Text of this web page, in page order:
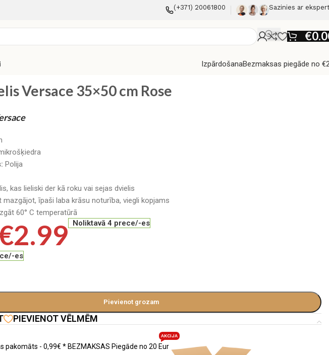
(+371) 20061800 Sazinies ar
€
IzpārdošanaBezmaksas piegāde no
Versace 35×50 cm Rose
Polija
kas lieliski der kā roku vai sejas dvielis
mazgājot, īpaši laba krāsu noturība, viegli kopjams
60° C temperatūrā
2.99 Noliktavā 4 prece/-es
es
Pievienot grozam
PIEVIENOT VĒLMĒM
pakomāts - 0,99€ * BEZMAKSAS Piegāde no 20 Eur
AKCIJA